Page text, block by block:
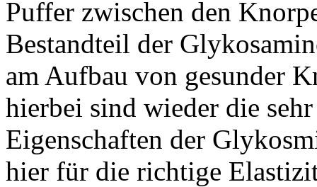
Puffer zwischen den
Bestandteil der
am Aufbau von gesunder
hierbei sind wieder die
Eigenschaften der
hier für die richtige